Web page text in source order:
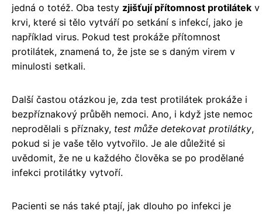
jedná o totéž. Oba testy zjišťují přítomnost protilátek v
krvi, které si tělo vytváří po setkání s infekcí, jako je
například virus. Pokud test prokáže přítomnost
protilátek, znamená to, že jste se s daným virem v
minulosti setkali.
Další častou otázkou je, zda test protilátek prokáže i
bezpříznakový průběh nemoci. Ano, i když jste nemoc
neprodělali s příznaky, test může detekovat protilátky,
pokud si je vaše tělo vytvořilo. Je ale důležité si
uvědomit, že ne u každého člověka se po prodělané
infekci protilátky vytvoří.
Pacienti se nás také ptají, jak dlouho po infekci je